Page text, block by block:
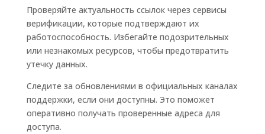
Проверяйте актуальность ссылок через сервисы
верификации, которые подтверждают их
работоспособность. Избегайте подозрительных
или незнакомых ресурсов, чтобы предотвратить
утечку данных.
Следите за обновлениями в официальных каналах
поддержки, если они доступны. Это поможет
оперативно получать проверенные адреса для
доступа.